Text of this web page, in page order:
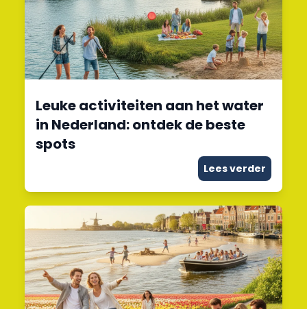
Leuke activiteiten aan het water
in Nederland: ontdek de beste
spots
Lees verder